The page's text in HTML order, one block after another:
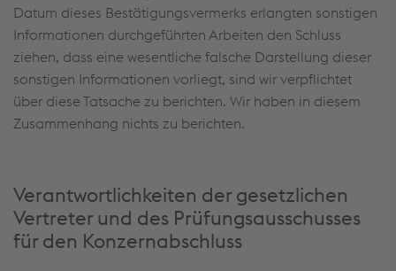
Datum dieses Bestätigungsvermerks erlangten sonstigen
Informationen durchgeführten Arbeiten den Schluss
ziehen, dass eine wesentliche falsche Darstellung dieser
sonstigen Informationen vorliegt, sind wir verpflichtet
über diese Tatsache zu berichten. Wir haben in diesem
Zusammenhang nichts zu berichten.
Verantwortlichkeiten der gesetzlichen
Vertreter und des Prüfungsausschusses
für den Konzernabschluss